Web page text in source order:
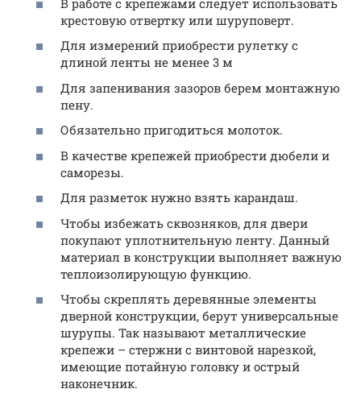
крестовую отвертку или шуруповерт.
Для измерений приобрести рулетку с
длиной ленты не менее 3 м
Для запенивания зазоров берем монтажную
пену.
Обязательно пригодиться молоток.
В качестве крепежей приобрести дюбели и
саморезы.
Для разметок нужно взять карандаш.
Чтобы избежать сквозняков, для двери
покупают уплотнительную ленту. Данный
материал в конструкции выполняет важную
теплоизолирующую функцию.
Чтобы скреплять деревянные элементы
дверной конструкции, берут универсальные
шурупы. Так называют металлические
крепежи – стержни с винтовой нарезкой,
имеющие потайную головку и острый
наконечник.